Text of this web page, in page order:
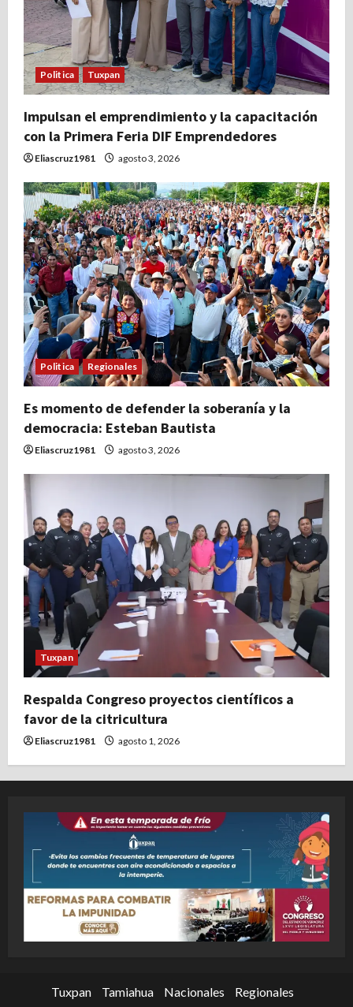
Politica Tuxpan
Impulsan el emprendimiento y la capacitación
con la Primera Feria DIF Emprendedores
Eliascruz1981 agosto 3, 2026
Politica Regionales
Es momento de defender la soberanía y la
democracia: Esteban Bautista
Eliascruz1981 agosto 3, 2026
Tuxpan
Respalda Congreso proyectos científicos a
favor de la citricultura
Eliascruz1981 agosto 1, 2026
Tuxpan Tamiahua Nacionales
Regionales